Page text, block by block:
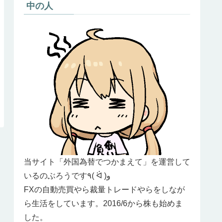
中の人
当サイト「外国為替でつかまえて」を運営して
いるのぶろうです٩( ᐛ )و
FXの自動売買やら裁量トレードやらをしなが
ら生活をしています。2016/6から株も始めま
した。